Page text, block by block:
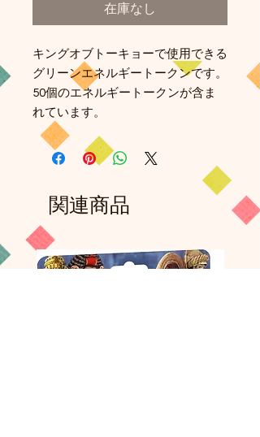
在庫なし
キングオブトーキョーで使用できる
グリーンエネルギートークンです。
50個のエネルギートークンが含ま
れています。
関連商品